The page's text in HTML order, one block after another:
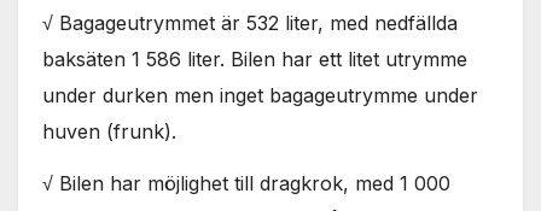
√ Bagageutrymmet är 532 liter, med nedfällda
baksäten 1 586 liter. Bilen har ett litet utrymme
under durken men inget bagageutrymme under
huven (frunk).
√ Bilen har möjlighet till dragkrok, med 1 000
surfar ökar du
chansen att få se
personligt
och erbjudanden.